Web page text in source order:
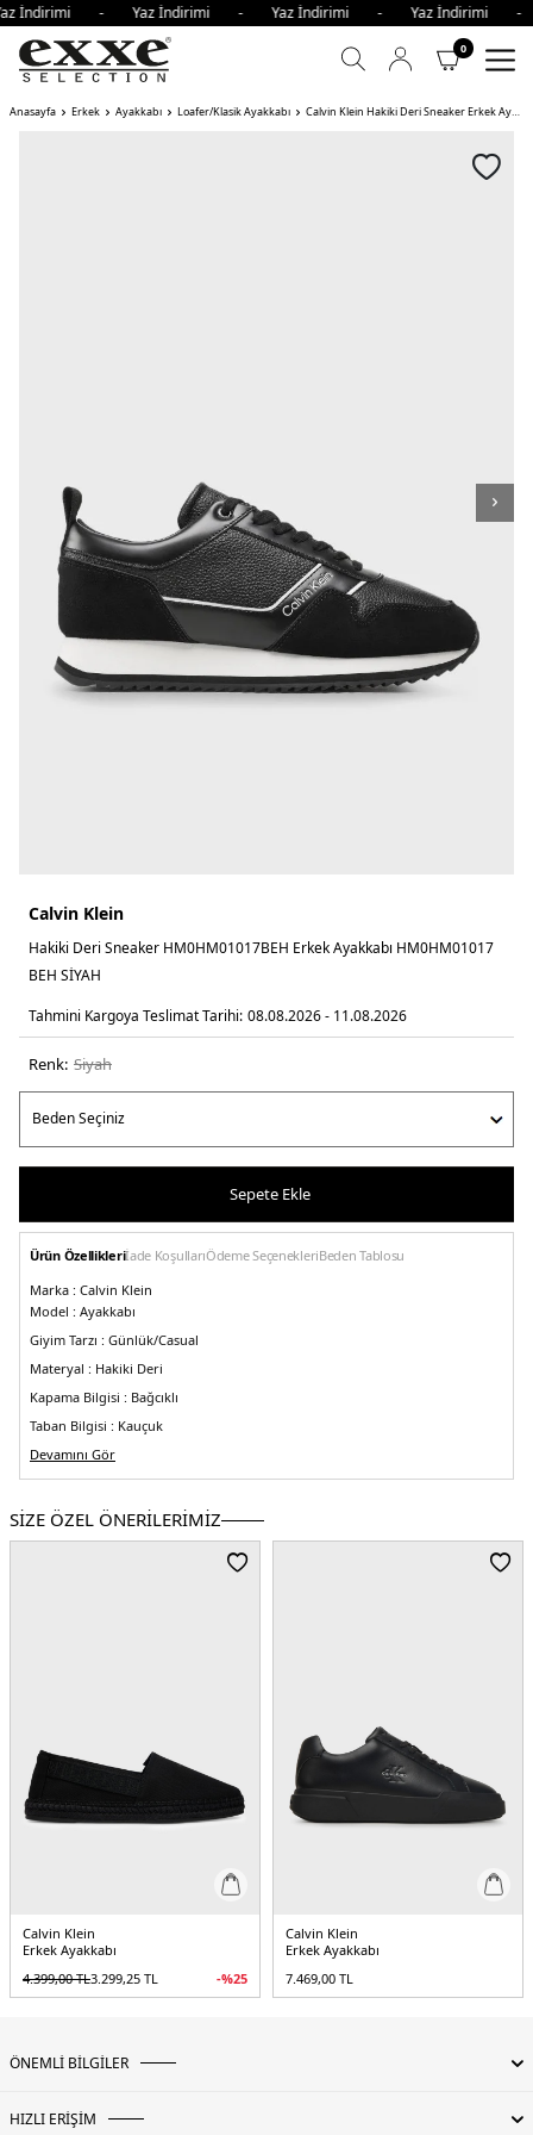
İndirimi - Yaz İndirimi - Yaz İndirimi - Yaz
0
Anasayfa Erkek Ayakkabı Loafer/Klasik Ayakkabı Calvin Klein Hakiki Deri Sneaker Erkek Ayakkabı BEH
Calvin Klein
Hakiki Deri Sneaker HM0HM01017BEH Erkek Ayakkabı HM0HM01017
BEH SİYAH
Tahmini Kargoya Teslimat Tarihi: 08.08.2026 - 11.08.2026
Renk: si̇yah
Sepete Ekle
Ürün Özellikleriİade KoşullarıÖdeme SeçenekleriBeden Tablosu
Marka : Calvin Klein
Model : Ayakkabı
Giyim Tarzı : Günlük/Casual
Materyal : Hakiki Deri
Kapama Bilgisi : Bağcıklı
Taban Bilgisi : Kauçuk
Taban Kalınlığı :
Toplam Yükseklik :12 cm
Üretim Yeri :Çin
Devamını Gör
SİZE ÖZEL ÖNERİLERİMİZ
Calvin Klein
Erkek Ayakkabı
4.399,00TL3.299,25 TL -%25
Calvin Klein
Erkek Ayakkabı
7.469,00 TL
ÖNEMLİ BİLGİLER
HIZLI ERİŞİM